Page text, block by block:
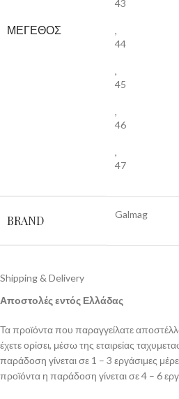
ΜΕΓΕΘΟΣ
43
,
44
,
45
,
46
,
47
BRAND Galmag
Shipping & Delivery
Αποστολές εντός Ελλάδας
Τα προϊόντα που παραγγείλατε
έχετε ορίσει, μέσω της εταιρείας
παράδοση γίνεται σε 1 – 3 εργάσιμες
προϊόντα η παράδοση γίνεται σε 4 – 6